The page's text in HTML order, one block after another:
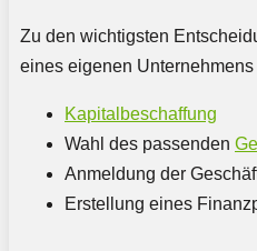
Zu den wichtigsten
eines eigenen Unternehmens
Kapitalbeschaffung
Wahl des passenden
Anmeldung der
Erstellung eines